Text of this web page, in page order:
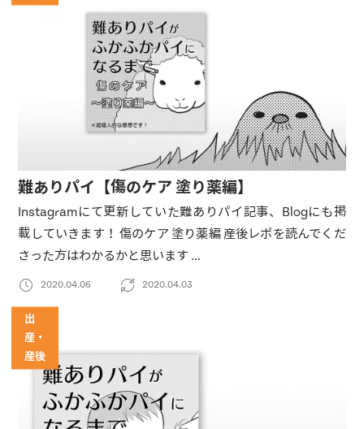
難ありパイ【傷のケア 塗り薬編】
Instagramにて更新していた難ありパイ記事、Blogにも掲
載していきます！ 傷のケア 塗り薬編 産後レポを読んでくだ
さった方はわかるかと思います …
2020.04.06 2020.04.03
出
産・
産後